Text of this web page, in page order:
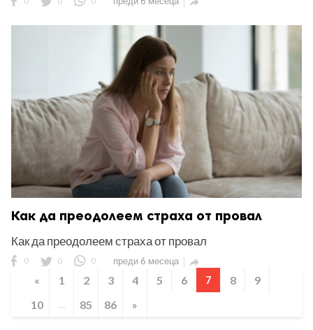
Как да преодолеем страха от провал
Как да преодолеем страха от провал
0 0 0 преди 6 месеца 
« 1 2 3 4 5 6 7 8
9
10
... 85 86 »